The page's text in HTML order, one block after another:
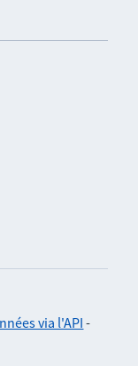
via l'API -